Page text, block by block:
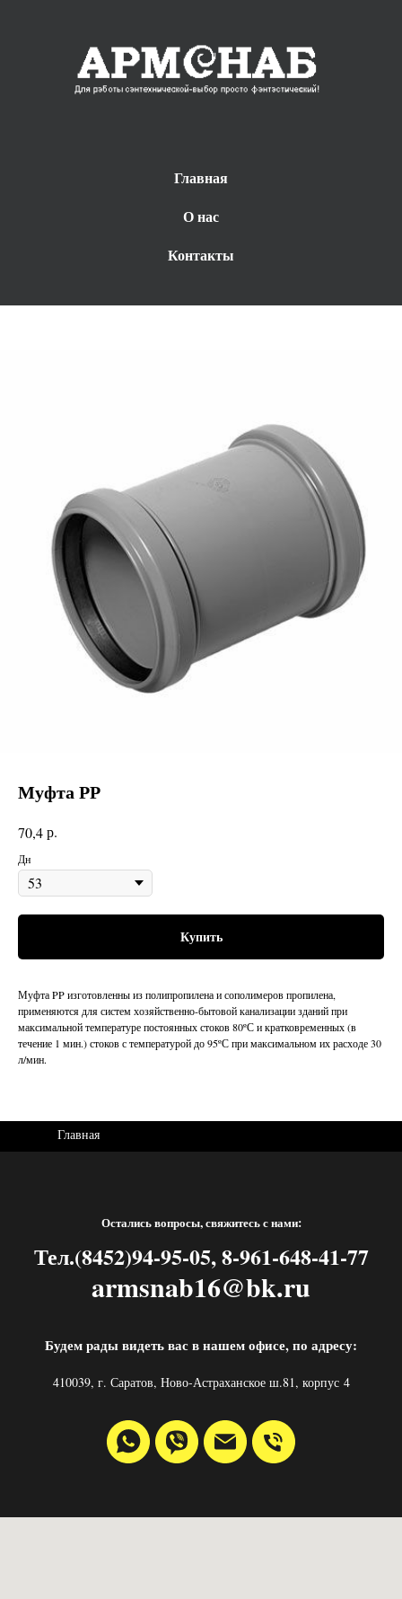
Главная
О нас
Контакты
Муфта РР
70,4р.
Дн
Купить
Муфта PP изготовленны из полипропилена и сополимеров пропилена,
применяются для систем хозяйственно-бытовой канализации зданий при
максимальной температуре постоянных стоков 80ºС и кратковременных (в
течение 1 мин.) стоков с температурой до 95ºС при максимальном их расходе 30
л/мин.
Главная
Остались вопросы, свяжитесь с нами:
Тел.(8452)94-95-05, 8-961-648-41-77
armsnab16@bk.ru
Будем рады видеть вас в нашем офисе, по адресу:
410039, г. Саратов, Ново-Астраханское ш.81, корпус 4